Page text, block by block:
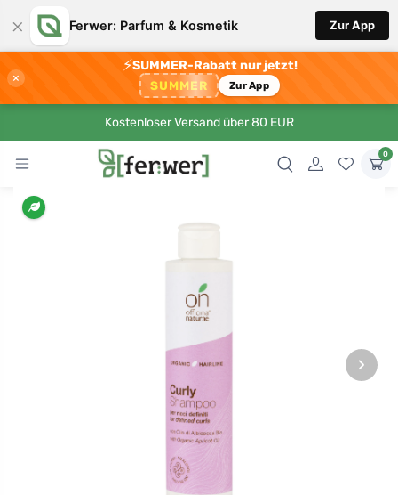
× Ferwer: Parfum & Kosmetik Zur App
×
⚡SUMMER-Rabatt nur jetzt!
SUMMER Zur App
Kostenloser Versand über 80 EUR
0
›